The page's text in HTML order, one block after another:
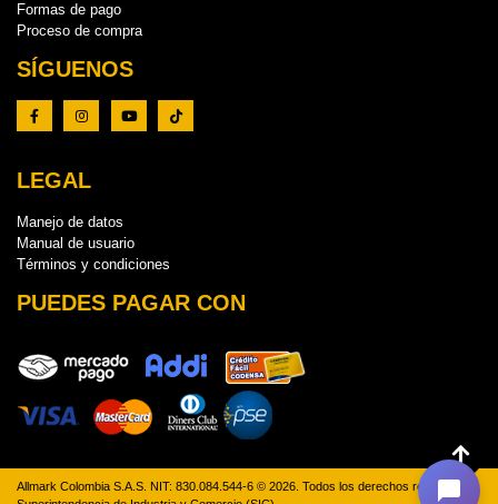
Formas de pago
Proceso de compra
SÍGUENOS
LEGAL
Manejo de datos
Manual de usuario
Términos y condiciones
PUEDES PAGAR CON
Allmark Colombia S.A.S. NIT: 830.084.544-6 © 2026. Todos los derechos reservados